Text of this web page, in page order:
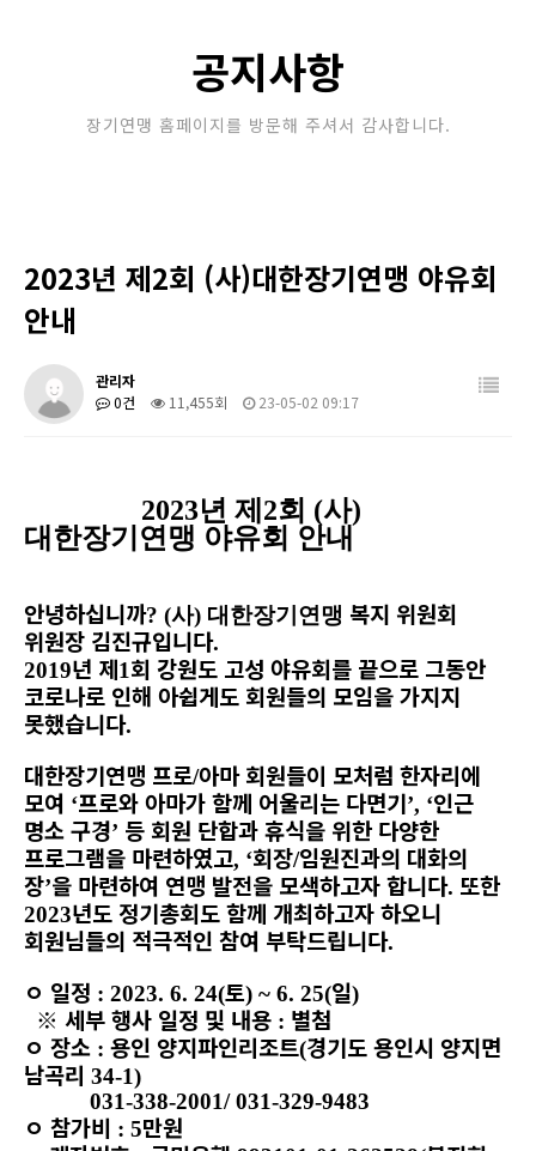
포토갤러리
공지사항
장기연맹 홈페이지를 방문해 주셔서 감사합니다.
2023년 제2회 (사)대한장기연맹 야유회
안내
관리자
0건
11,455회 23-05-02 09:17
2023년 제 2회 (사)
대한장기연맹 야유회 안내
안녕하십니까? (사) 대한장기연맹 복지 위원회
위원장 김진규입니다.
2019년 제1회 강원도 고성 야유회를 끝으로 그동안
코로나로 인해 아쉽게도 회원들의 모임을 가지지
못했습니다.
대한장기연맹 프로/아마 회원들이 모처럼 한자리에
모여 ‘프로와 아마가 함께 어울리는 다면기’, ‘인근
명소 구경’ 등 회원 단합과 휴식을 위한 다양한
프로그램을 마련하였고, ‘회장/임원진과의 대화의
장’을 마련하여 연맹 발전을 모색하고자 합니다. 또한
2023년도 정기총회도 함께 개최하고자 하오니
회원님들의 적극적인 참여 부탁드립니다.
ㅇ 일정 : 2023. 6. 24(토) ~ 6. 25(일)
※ 세부 행사 일정 및 내용 : 별첨
ㅇ 장소 : 용인 양지파인리조트(경기도 용인시 양지면
남곡리 34-1)
031-338-2001/ 031-329-9483
ㅇ 참가비 : 5만원